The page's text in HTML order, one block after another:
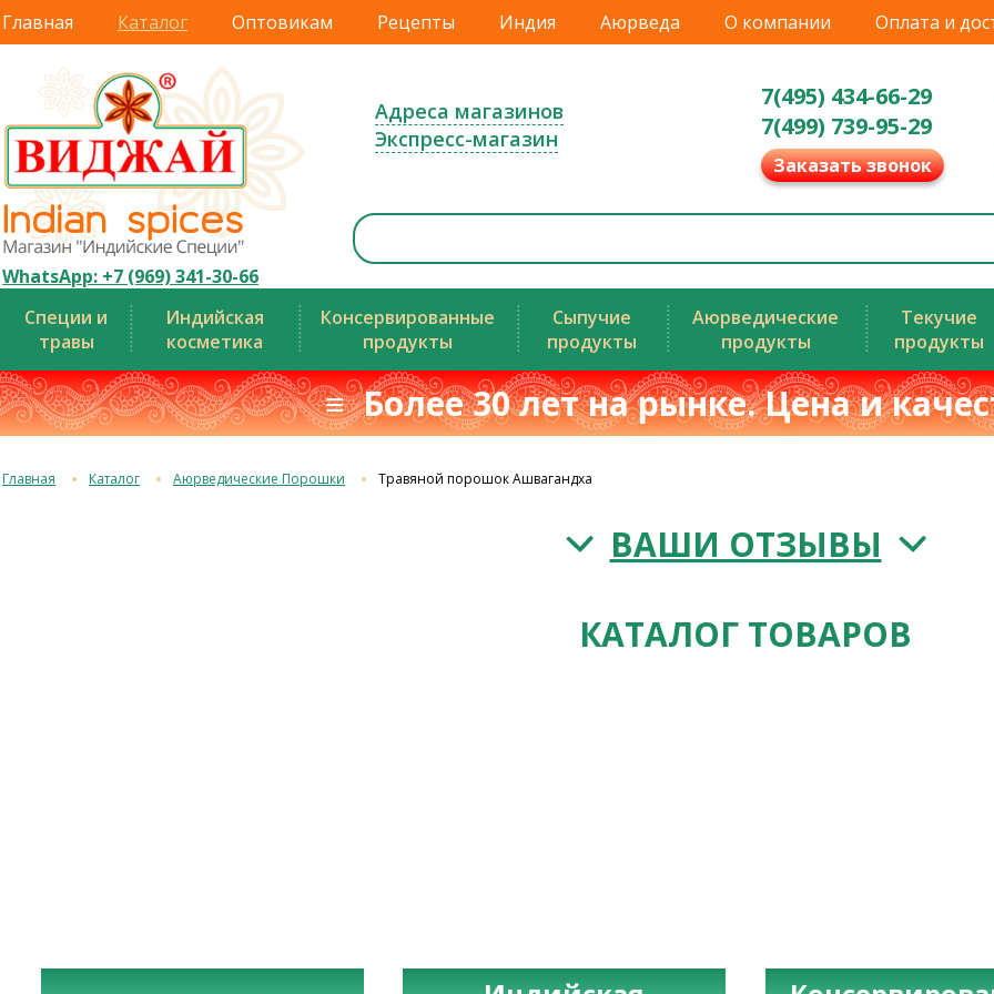
Главная Каталог Оптовикам Рецепты Индия Аюрведа О компании Оплата и
WhatsApp: +7 (969) 341-30-66
Адреса магазинов
Экспресс-магазин
7(495) 434-66-29
7(499) 739-95-29
Заказать звонок
Специи и
травы
Индийская
косметика
Консервированные
продукты
Сыпучие
продукты
Аюрведические
продукты
Текучие
продукты
≡ Более 30 лет на рынке. Цена и
Главная Каталог Аюрведические Порошки Травяной порошок Ашвагандха
ВАШИ ОТЗЫВЫ
КАТАЛОГ ТОВАРОВ